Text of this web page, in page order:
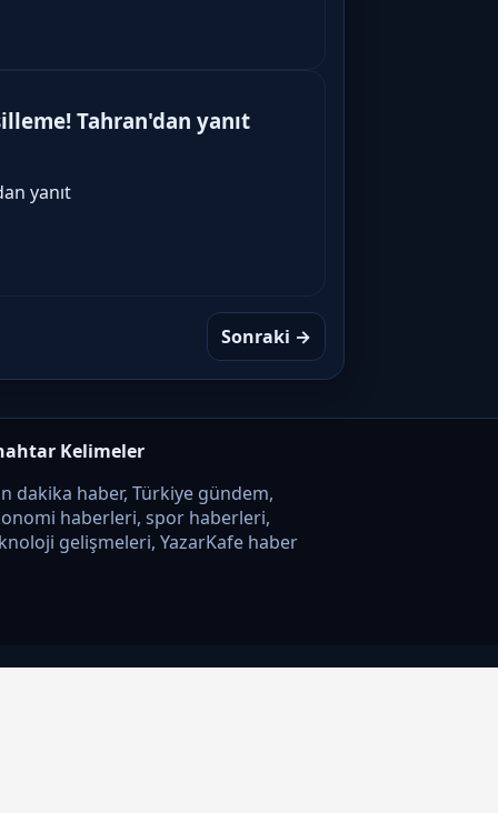
Tahran'dan yanıt
yanıt
Sonraki →
Kelimeler
dakika haber, Türkiye gündem,
haberleri, spor haberleri,
gelişmeleri, YazarKafe haber